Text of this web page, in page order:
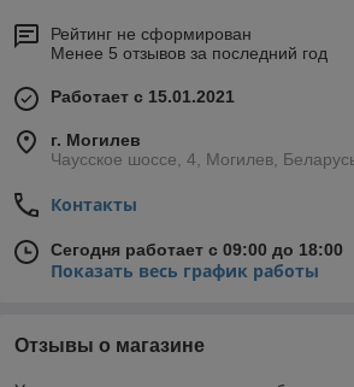
Рейтинг не сформирован
Менее 5 отзывов за последний год
Работает с 15.01.2021
г. Могилев
Чаусское шоссе, 4, Могилев,
Контакты
Сегодня работает с 09:00 до 18:00
Показать весь график работы
Отзывы о магазине